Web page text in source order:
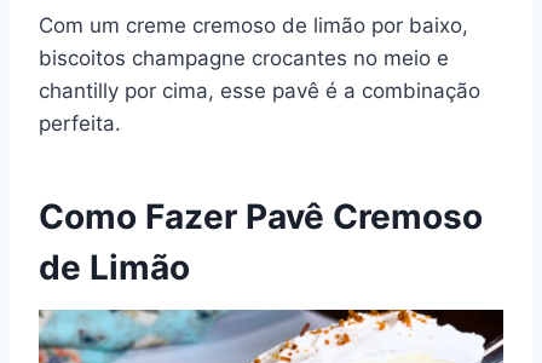
k
Com um creme cremoso de limão por baixo,
biscoitos champagne crocantes no meio e
chantilly por cima, esse pavê é a combinação
perfeita.
Como Fazer Pavê Cremoso
de Limão